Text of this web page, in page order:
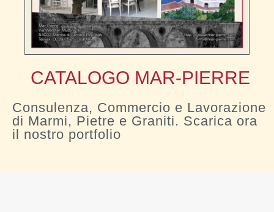
CATALOGO MAR-PIERRE
Consulenza, Commercio e Lavorazione
di Marmi, Pietre e Graniti. Scarica ora
il nostro portfolio